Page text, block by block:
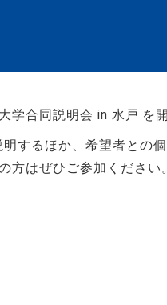
合同説明会 in 水戸 を
するほか、希望者との個
方はぜひご参加くださ